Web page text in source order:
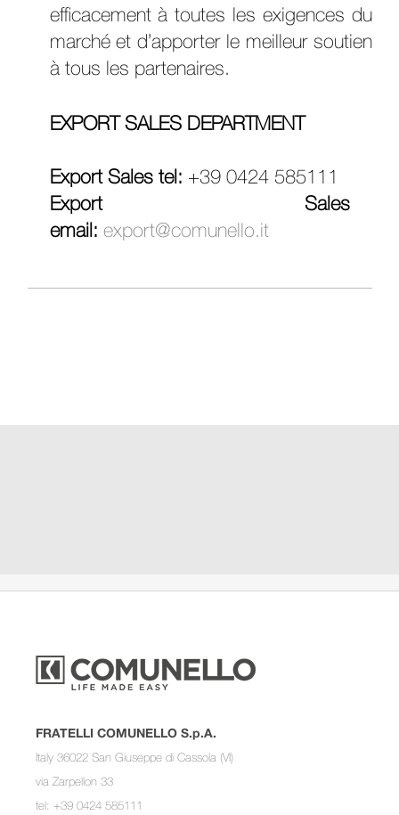
efficacement à toutes les exigences du
marché et d’apporter le meilleur soutien
à tous les partenaires.
EXPORT SALES DEPARTMENT
Export Sales tel: +39 0424 585111
Export Sales
email: export@comunello.it
FRATELLI COMUNELLO S.p.A.
Italy 36022 San Giuseppe di Cassola (VI)
via Zarpellon 33
tel: +39 0424 585111